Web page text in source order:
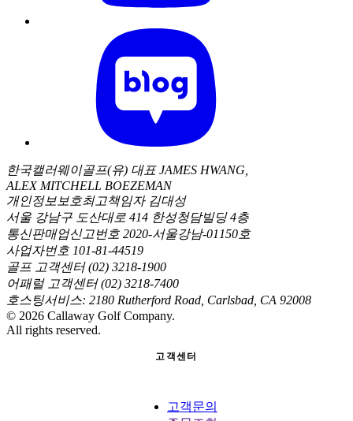
한국캘러웨이골프(유) 대표 JAMES HWANG,
ALEX MITCHELL BOEZEMAN
개인정보보호최고책임자 김대성
서울 강남구 도산대로 414 한성청담빌딩 4층
통신판매업신고번호 2020-서울강남-01150호
사업자번호 101-81-44519
골프 고객센터 (02) 3218-1900
어패럴 고객센터 (02) 3218-7400
호스팅서비스: 2180 Rutherford Road, Carlsbad, CA 92008
© 2026 Callaway Golf Company.
All rights reserved.
고객센터
고객문의